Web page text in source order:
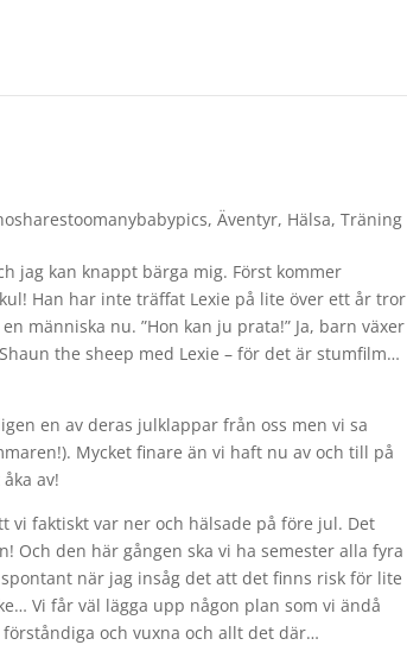
,Äventyr, Hälsa,Träning
jag kan knappt bärga mig. Först kommer
Han har inte träffat Lexie på lite över ett år tror
människa nu. ”Hon kan ju prata!” Ja, barn växer
the sheep med Lexie – för det är stumfilm…
en av deras julklappar från oss men vi sa
Mycket finare än vi haft nu av och till på
av!
vi faktiskt var ner och hälsade på före jul. Det
Och den här gången ska vi ha semester alla fyra
när jag insåg det att det finns risk för lite
Vi får väl lägga upp någon plan som vi ändå
och vuxna och allt det där…